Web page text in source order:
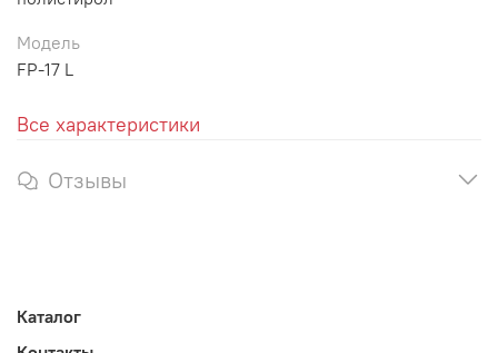
Модель
FP-17 L
Все характеристики
Отзывы
Каталог